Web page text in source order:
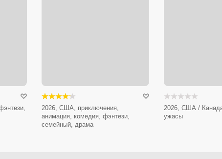
2026, США, приключения,
анимация, комедия, фэнтези,
семейный, драма
2026, США /
ужасы